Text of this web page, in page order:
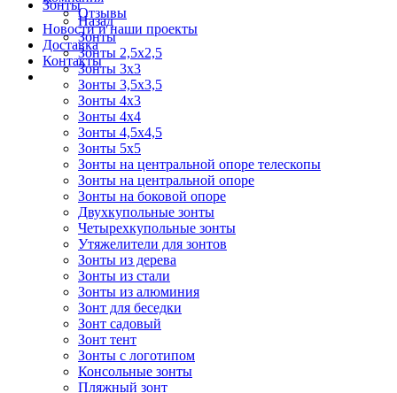
Отзывы
Новости и наши проекты
Доставка
Контакты
Зонты
Назад
Зонты
Зонты 2,5х2,5
Зонты 3х3
Зонты 3,5х3,5
Зонты 4х3
Зонты 4х4
Зонты 4,5х4,5
Зонты 5х5
Зонты на центральной опоре телескопы
Зонты на центральной опоре
Зонты на боковой опоре
Двухкупольные зонты
Четырехкупольные зонты
Утяжелители для зонтов
Зонты из дерева
Зонты из стали
Зонты из алюминия
Зонт для беседки
Зонт садовый
Зонт тент
Зонты с логотипом
Консольные зонты
Пляжный зонт